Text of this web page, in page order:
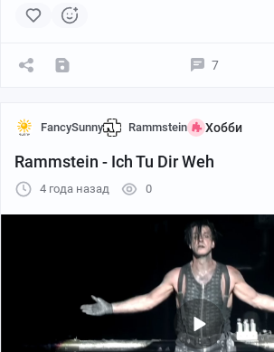
звучат германистее, чем звучал бы
Ставьте шницель, если было интересно.
7
FancySunny Rammstein Хобби
Rammstein - Ich Tu Dir Weh
4 года назад 0